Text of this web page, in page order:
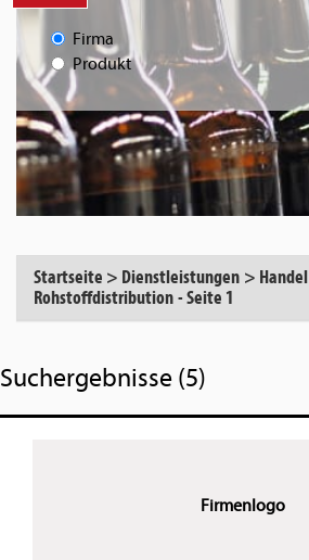
Firma
Produkt
Startseite > Dienstleistungen > Handel
Rohstoffdistribution-Seite 1
Suchergebnisse (5)
Firmenlogo